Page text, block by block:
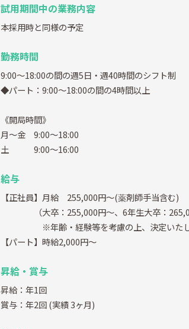
試用期間中の業務内容
本採用時と同様の予定
勤務時間
9:00～18:00の間の週5日・週40時間のシフト制
◆パート：9:00～18:00の間の4時間以上
《開局時間》
月～金 9:00～18:00
土 9:00～16:00
給与
【正社員】月給 255,000円～(薬剤師手当含む)
（大卒：255,000円～、6年生大卒：
※年齢・経験等を考慮の上、決定いたし
【パート】時給2,000円～
昇給・賞与
昇給：年1回
賞与：年2回(実績 3ヶ月)